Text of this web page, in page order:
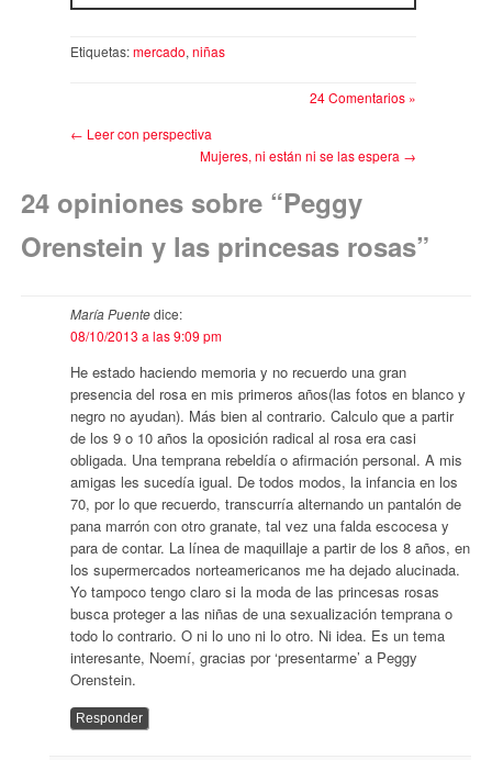
Etiquetas:mercado, niñas
24 Comentarios »
← Leer con perspectiva
Mujeres, ni están ni se las espera →
24 opiniones sobre “Peggy
Orenstein y las princesas rosas”
María Puentedice:
08/10/2013 a las 9:09 pm
He estado haciendo memoria y no recuerdo una gran
presencia del rosa en mis primeros años(las fotos en blanco y
negro no ayudan). Más bien al contrario. Calculo que a partir
de los 9 o 10 años la oposición radical al rosa era casi
obligada. Una temprana rebeldía o afirmación personal. A mis
amigas les sucedía igual. De todos modos, la infancia en los
70, por lo que recuerdo, transcurría alternando un pantalón de
pana marrón con otro granate, tal vez una falda escocesa y
para de contar. La línea de maquillaje a partir de los 8 años, en
los supermercados norteamericanos me ha dejado alucinada.
Yo tampoco tengo claro si la moda de las princesas rosas
busca proteger a las niñas de una sexualización temprana o
todo lo contrario. O ni lo uno ni lo otro. Ni idea. Es un tema
interesante, Noemí, gracias por ‘presentarme’ a Peggy
Orenstein.
Responder